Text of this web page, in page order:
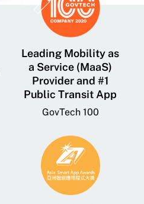
Leading Mobility as
a Service (MaaS)
Provider and #1
Public Transit App
GovTech 100